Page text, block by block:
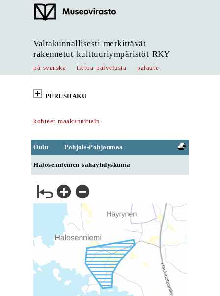
Valtakunnallisesti merkittävät
rakennetut kulttuuriympäristöt RKY
på svenska tietoa palvelusta palaute
PERUSHAKU
kohteet maakunnittain
Oulu Pohjois-Pohjanmaa
Halosenniemen sahayhdyskunta